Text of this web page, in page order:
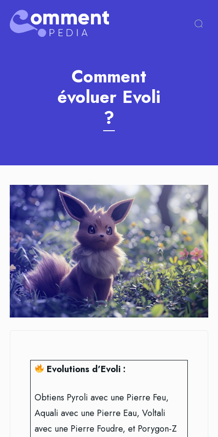
Comment
évoluer Evoli
?
Evolutions d’Evoli :
Obtiens Pyroli avec une Pierre Feu,
Aquali avec une Pierre Eau, Voltali
avec une Pierre Foudre, et Porygon-Z